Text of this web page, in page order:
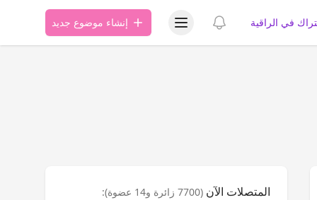
في الراقية عرض الإشعاراتعرض قائمة المستخدمإنشاء موضوع جديد
المتصلات الآن (7700 زائرة و14 عضوة):